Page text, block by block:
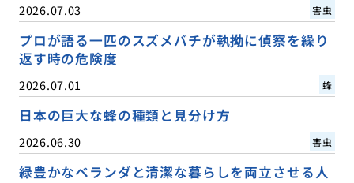
2026.07.03 害虫
プロが語る一匹のスズメバチが執拗に偵察を繰り
返す時の危険度
2026.07.01 蜂
日本の巨大な蜂の種類と見分け方
2026.06.30 害虫
緑豊かなベランダと清潔な暮らしを両立させる人